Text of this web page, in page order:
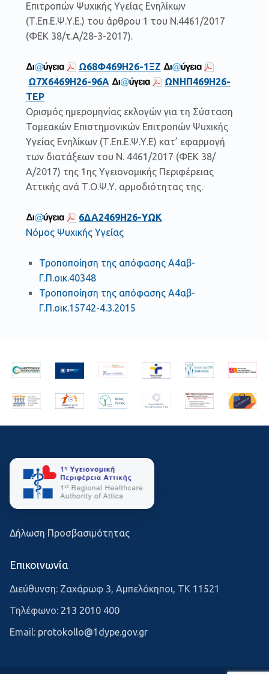
Επιτροπών Ψυχικής Υγείας Ενηλίκων
(Τ.Επ.Ε.Ψ.Υ.Ε.) του άρθρου 1 του Ν.4461/2017
(ΦΕΚ 38/τ.Α/28-3-2017).
Ω68Φ469Η26-1ΞΖ
Ω7Χ6469Η26-96Α
ΩΝΗΠ469Η26-
ΤΕΡ
Ορισμός ημερομηνίας εκλογών για τη Σύσταση
Τομεακών Επιστημονικών Επιτροπών Ψυχικής
Υγείας Ενηλίκων (Τ.Επ.Ε.Ψ.Υ.Ε) κατ’ εφαρμογή
των διατάξεων του Ν. 4461/2017 (ΦΕΚ 38/
Α/2017) της 1ης Υγειονομικής Περιφέρειας
Αττικής ανά Τ.Ο.Ψ.Υ. αρμοδιότητας της.
6ΔΑ2469Η26-ΥΩΚ
Νόμος Ψυχικής Υγείας
Τροποποίηση της απόφασης Α4αβ-
Γ.Π.οικ.40348
Τροποποίηση της απόφασης Α4αβ-
Γ.Π.οικ.15742-4.3.2015
Δήλωση Προσβασιμότητας
Επικοινωνία
Διεύθυνση: Ζαχάρωφ 3, Αμπελόκηποι, ΤΚ 11521
Τηλέφωνο: 213 2010 400
Email: protokollo@1dype.gov.gr